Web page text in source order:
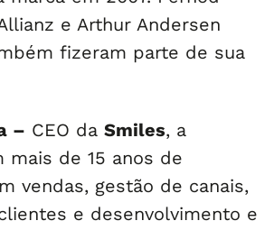
e Arthur Andersen
fizeram parte de sua
– CEO da Smiles, a
mais de 15 anos de
vendas, gestão de canais,
e desenvolvimento e